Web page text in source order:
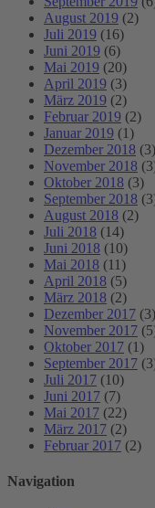
August 2019 (2)
Juli 2019 (16)
Juni 2019 (6)
Mai 2019 (20)
April 2019 (3)
März 2019 (2)
Februar 2019 (2)
Januar 2019 (1)
Dezember 2018 (3)
November 2018
Oktober 2018 (3)
September 2018
August 2018 (2)
Juli 2018 (14)
Juni 2018 (10)
Mai 2018 (11)
April 2018 (5)
März 2018 (2)
Dezember 2017 (3)
November 2017
Oktober 2017 (1)
September 2017
Juli 2017 (10)
Juni 2017 (7)
Mai 2017 (22)
März 2017 (2)
Februar 2017 (2)
Navigation